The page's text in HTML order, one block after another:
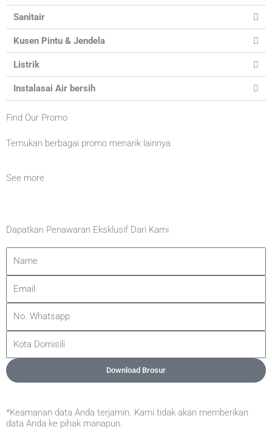
Sanitair
Kusen Pintu & Jendela
Listrik
Instalasai Air bersih
Find Our Promo
Temukan berbagai promo menarik lainnya
See more
Dapatkan Penawaran Eksklusif Dari Kami
Name
Email
Phone
City
Download Brosur
*Keamanan data Anda terjamin. Kami tidak akan memberikan
data Anda ke pihak manapun.